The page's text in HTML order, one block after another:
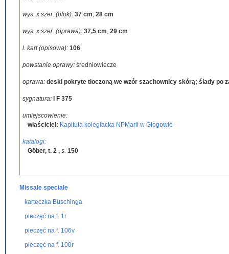
wys. x szer. (blok): 37 cm, 28 cm
wys. x szer. (oprawa): 37,5 cm, 29 cm
l. kart (opisowa): 106
powstanie oprawy: średniowiecze
oprawa: deski pokryte tłoczoną we wzór szachownicy skórą; ślady po
sygnatura: I F 375
umiejscowienie:
właściciel: Kapituła kolegiacka NPMarii w Głogowie
katalogi:
Göber, t. 2 , s. 150
Missale speciale
karteczka Büschinga
pieczęć na f. 1r
pieczęć na f. 106v
pieczęć na f. 100r